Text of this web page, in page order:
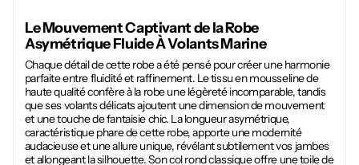
Le Mouvement Captivant de laRobe
Asymétrique Fluide À Volants Marine
Chaque détail de cette robe a été pensé pour créer une harmonie
parfaite entre fluidité et raffinement. Le tissu en mousseline de
haute qualité confère à la robe une légèreté incomparable, tandis
que ses volants délicats ajoutent une dimension de mouvement
et une touche de fantaisie chic. La longueur asymétrique,
caractéristique phare de cette robe, apporte une modernité
audacieuse et une allure unique, révélant subtilement vos jambes
et allongeant la silhouette. Son col rond classique offre une toile de